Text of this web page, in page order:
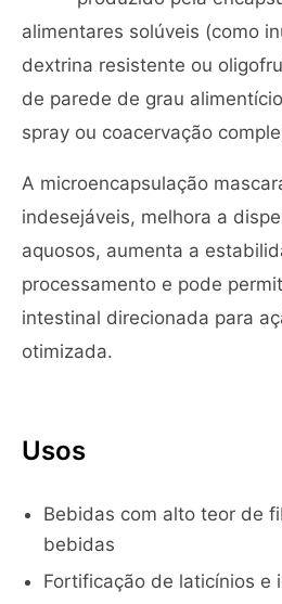
alimentares solúveis (como
dextrina resistente ou
de parede de grau
spray ou coacervação
A microencapsulação
indesejáveis, melhora a
aquosos, aumenta a
processamento e pode
intestinal direcionada para
otimizada.
Usos
Bebidas com alto teor de
bebidas
Fortificação de laticínios e